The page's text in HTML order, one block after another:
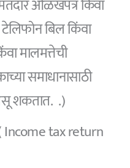
ओळखपत्र किंवा
बिल किंवा
मालमत्तेची
समाधानासाठी
शकतात. .)
Income tax return